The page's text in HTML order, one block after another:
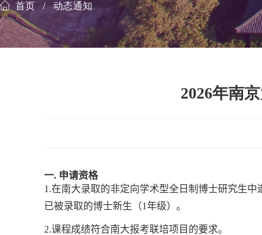
首页 动态通知
2026年南
一. 申请资格
1.在南大录取的非定向学术型全日制博士研究生中
已被录取的博士新生 （1年级） 。
2.课程成绩符合南大报考联培项目的要求。